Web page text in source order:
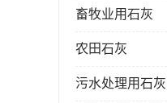
畜牧业用石灰
农田石灰
污水处理用石灰